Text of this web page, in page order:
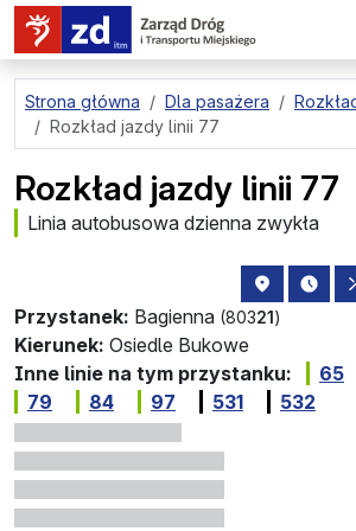
przejdź do treści strony
Strona główna Dla pasażera
Rozkład jazdy linii 77
Rozkład jazdy linii 77
Linia autobusowa dzienna zwykła
Przystanek: Bagienna (80321)
Kierunek: Osiedle Bukowe
Inne linie na tym przystanku:
65
79
84 97 531 532